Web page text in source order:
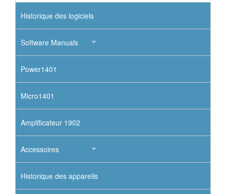
Historique des logiciels
Software Manuals
Power1401
Micro1401
Amplificateur 1902
Accessoires
Historique des appareils